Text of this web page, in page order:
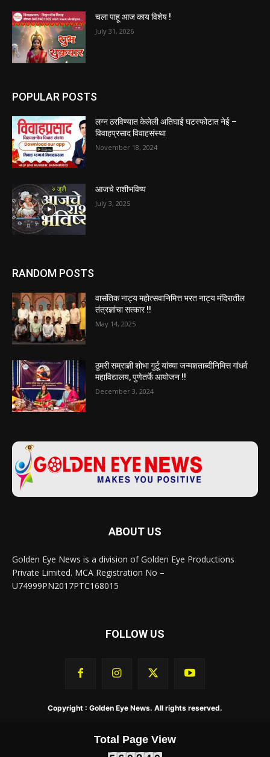
चला पाहू आज काय विशेष !
July 31, 2026
POPULAR POSTS
लग्न ठरविण्यात केलेली अतिघाई घटस्फोटात नेई –
विवाहप्रसाद विवाहसंस्था
November 18, 2024
आजचे राशीभविष्य
RANDOM POSTS
वासंतिक नाट्य महोत्सवानिमित्त भरत नाट्य मंदिरातील
तंत्रज्ञांचा सत्कार !!
May 14, 2025
ठुमरी सम्राज्ञी शोभा गुर्टू यांच्या जन्मशताब्दीनिमित्त गांधर्व
महाविद्यालय, पुणेतर्फे आयोजन !!
December 3, 2024
ABOUT US
Private Limited. MCA Registration No –
U74999PN2017PTC168015
FOLLOW US
Total Page View